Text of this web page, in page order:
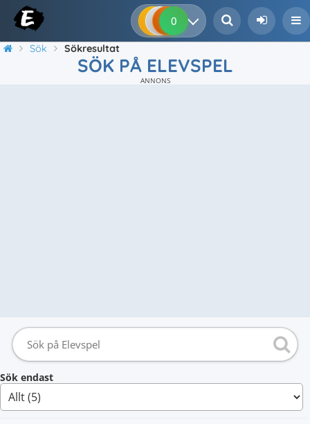
0 0 0
Sök Sökresultat
SÖK PÅ ELEVSPEL
ANNONS
Sök endast